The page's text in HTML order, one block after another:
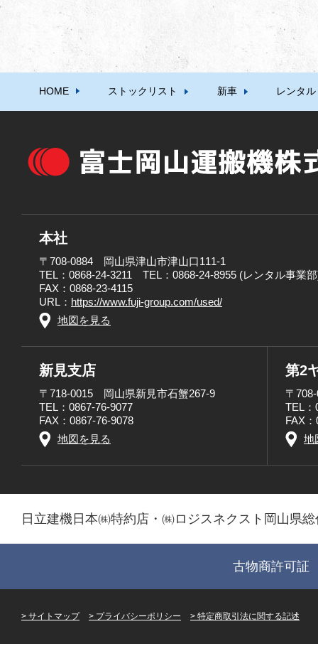
HOME ストックリスト 新車 レンタル
本社
〒708-0884 岡山県津山市津山口111-1
TEL：0868-24-3211 TEL：0868-24-8955 (レンタル事業
FAX：0868-23-4115
URL： https://www.fuji-group.com/used/
地図を見る
新見支店
〒718-0015 岡山県新見市石蟹267-9
TEL：0867-76-9077
FAX：0867-76-9078
地図を見る
第2
〒
TEL：
FAX
地
日立建機日本㈱特約店・㈱ロジスネクスト岡山県
古物商許可
サイトマップ プライバシーポリシー 特定商取引法に関する記述